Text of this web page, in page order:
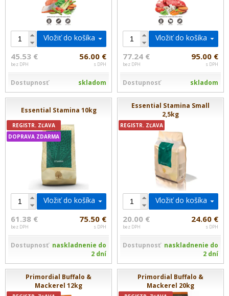
Vložiť do košíka
45.53 €
bez DPH
56.00 €
s DPH
Dostupnosť skladom
Vložiť do košíka
77.24 €
bez DPH
95.00 €
s DPH
Dostupnosť skladom
Essential Stamina 10kg
REGISTR. ZĽAVA
DOPRAVA ZDARMA
Vložiť do košíka
61.38 €
bez DPH
75.50 €
s DPH
Dostupnosť naskladnenie do
2 dní
Essential Stamina Small
2,5kg
REGISTR. ZĽAVA
Vložiť do košíka
20.00 €
bez DPH
24.60 €
s DPH
Dostupnosť naskladnenie do
2 dní
Primordial Buffalo &
Mackerel 12kg
Primordial Buffalo &
Mackerel 20kg